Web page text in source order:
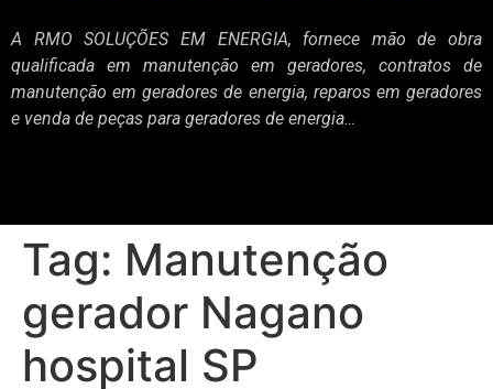
A RMO SOLUÇÕES EM ENERGIA, fornece mão de obra
qualificada em manutenção em geradores, contratos de
manutenção em geradores de energia, reparos em geradores
e venda de peças para geradores de energia…
Tag: Manutenção
gerador Nagano
hospital SP